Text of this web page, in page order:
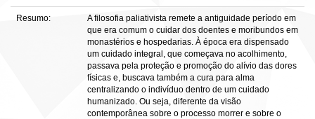
Resumo:
A filosofia paliativista remete a antiguidade período em
que era comum o cuidar dos doentes e moribundos em
monastérios e hospedarias. À época era dispensado
um cuidado integral, que começava no acolhimento,
passava pela proteção e promoção do alívio das dores
físicas e, buscava também a cura para alma
centralizando o indivíduo dentro de um cuidado
humanizado. Ou seja, diferente da visão
contemporânea sobre o processo morrer e sobre o